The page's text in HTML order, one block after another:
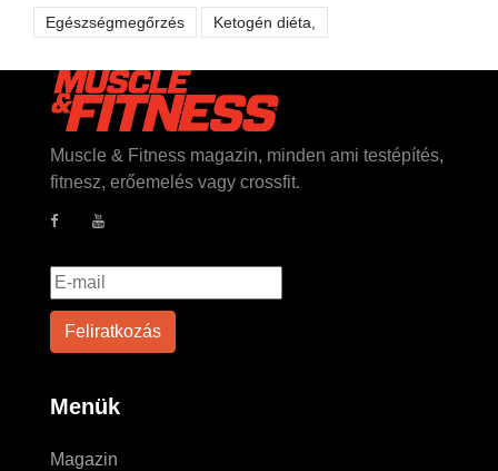
Egészségmegőrzés Ketogén diéta,
Muscle & Fitness magazin, minden ami testépítés,
fitnesz, erőemelés vagy crossfit.
Menük
Magazin